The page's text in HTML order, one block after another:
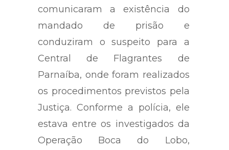
comunicaram a existência do
mandado de prisão e
conduziram o suspeito para a
Central de Flagrantes de
Parnaíba, onde foram realizados
os procedimentos previstos pela
Justiça. Conforme a polícia, ele
estava entre os investigados da
Operação Boca do Lobo,